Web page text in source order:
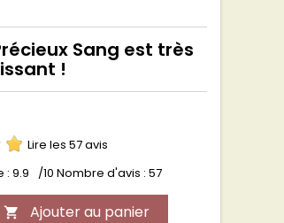
Sang est très
!
Lire les 57 avis
: 9.9 /10 Nombre d'avis : 57
 Ajouter au panier